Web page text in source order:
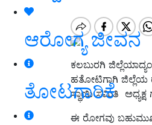
ಆರೋಗ್ಯ ಜೀವನ
ತೋಟಗಾರಿಕೆ
ಕಲಬುರಗಿ
ಹತೋಟಿಗಾಗಿ ಜಿಲ್ಲೆಯ
ಸ್ಥಾಯಿ ಸಮಿತಿ ಅಧ್ಯಕ್ಷ
ಈ ರೋಗವು